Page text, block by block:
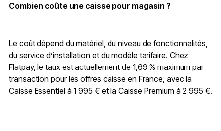
Combien coûte une caisse pour magasin ?
Le coût dépend du matériel, du niveau de fonctionnalités,
du service d’installation et du modèle tarifaire. Chez
Flatpay, le taux est actuellement de 1,69 % maximum par
transaction pour les offres caisse en France, avec la
Caisse Essentiel à 1 995 € et la Caisse Premium à 2 995 €.